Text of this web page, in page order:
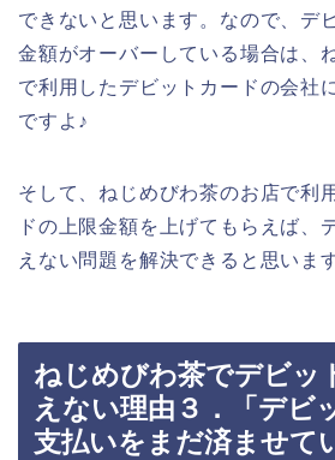
できないと思います。なので、デ
金額がオーバーしている場合は、
で利用したデビットカードの会社
ですよ♪
そして、ねじめびわ茶のお店で利
ドの上限金額を上げてもらえば、
えない問題を解決できると思います
ねじめびわ茶でデビッ
えない理由３．「デビ
支払いをまだ済ませて